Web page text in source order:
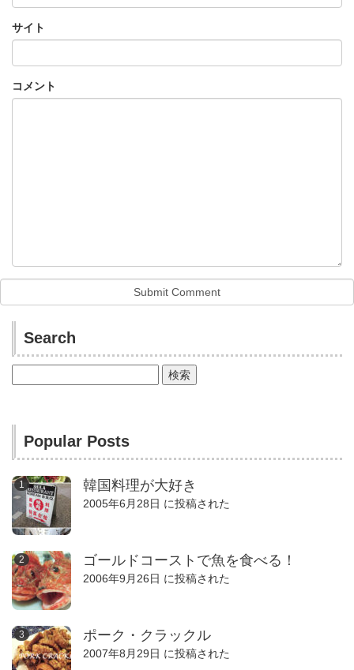
サイト
コメント
Search
索:
Popular Posts
韓国料理が大好き
2005年6月28日 に投稿された
ゴールドコーストで魚を食べる！
2006年9月26日 に投稿された
ポーク・クラックル
2007年8月29日 に投稿された